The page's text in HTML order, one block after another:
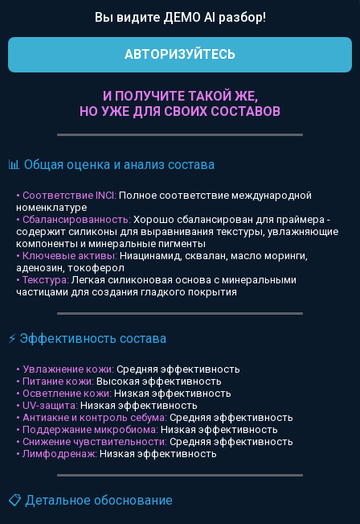
Вы видите ДЕМО AI разбор!
АВТОРИЗУЙТЕСЬ
И ПОЛУЧИТЕ ТАКОЙ ЖЕ,
НО УЖЕ ДЛЯ СВОИХ СОСТАВОВ
📊 Общая оценка и анализ состава
• Соответствие INCI: Полное соответствие международной
номенклатуре
• Сбалансированность: Хорошо сбалансирован для праймера -
содержит силиконы для выравнивания текстуры, увлажняющие
компоненты и минеральные пигменты
• Ключевые активы: Ниацинамид, сквалан, масло моринги,
аденозин, токоферол
• Текстура:Легкая силиконовая основа с минеральными
частицами для создания гладкого покрытия
⚡ Эффективность состава
• Увлажнение кожи: Средняя эффективность
• Питание кожи: Высокая эффективность
• Осветление кожи: Низкая эффективность
• UV-защита: Низкая эффективность
• Антиакне и контроль себума: Средняя эффективность
• Поддержание микробиома: Низкая эффективность
• Снижение чувствительности: Средняя эффективность
• Лимфодренаж: Низкая эффективность
📋 Детальное обоснование